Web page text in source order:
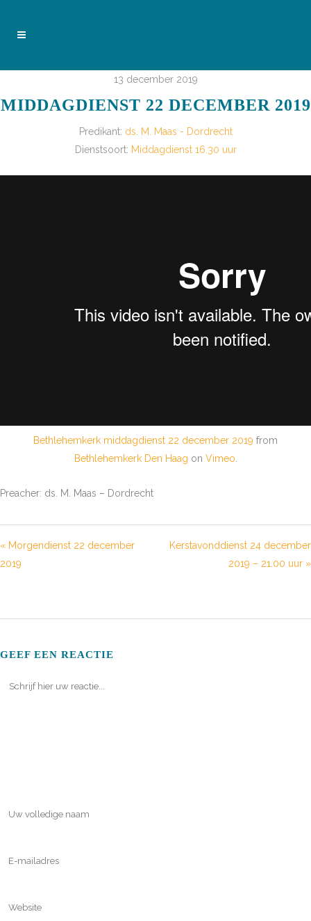
13 december 2019
MIDDAGDIENST 22 DECEMBER 2019
Predikant: ds. M. Maas - Dordrecht
Dienstsoort: Middagdienst 16.30 uur
Bethlehemkerk middagdienst 22 december 2019 from
Bethlehemkerk Den Haag on Vimeo
Preacher: ds. M. Maas – Dordrecht
« Morgendienst 22 december
2019
Kerstavonddienst 24 december
2019 – 21.00 uur »
GEEF EEN REACTIE